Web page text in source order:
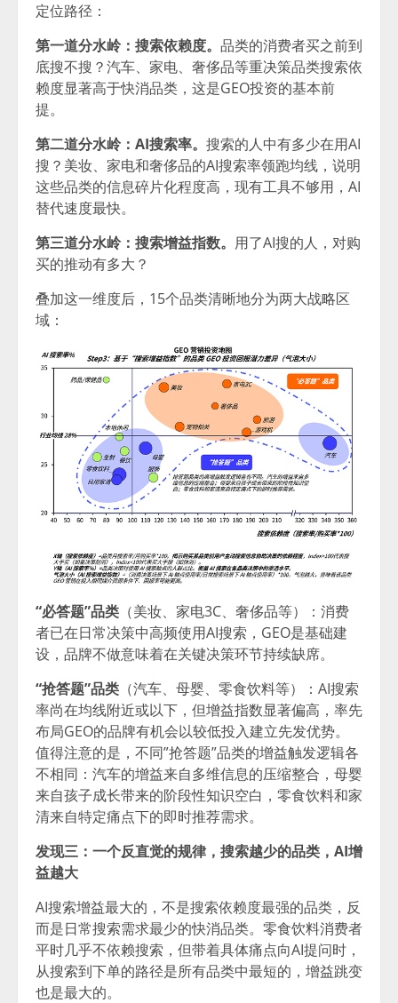
定位路径：
第一道分水岭：搜索依赖度。 品类的消费者买之前到
底搜不搜？汽车、家电、奢侈品等重决策品类搜索依
赖度显著高于快消品类，这是GEO投资的基本前
提。
第二道分水岭：AI搜索率。 搜索的人中有多少在用AI
搜？美妆、家电和奢侈品的AI搜索率领跑均线，说明
这些品类的信息碎片化程度高，现有工具不够用，AI
替代速度最快。
第三道分水岭：搜索增益指数。 用了AI搜的人，对购
买的推动有多大？
叠加这一维度后，15个品类清晰地分为两大战略区
域：
“必答题”品类 （美妆、家电3C、奢侈品等）：消费
者已在日常决策中高频使用AI搜索，GEO是基础建
设，品牌不做意味着在关键决策环节持续缺席。
“抢答题”品类 （汽车、母婴、零食饮料等）：AI搜索
率尚在均线附近或以下，但增益指数显著偏高，率先
布局GEO的品牌有机会以较低投入建立先发优势。
值得注意的是，不同”抢答题”品类的增益触发逻辑各
不相同：汽车的增益来自多维信息的压缩整合，母婴
来自孩子成长带来的阶段性知识空白，零食饮料和家
清来自特定痛点下的即时推荐需求。
发现三：一个反直觉的规律，搜索越少的品类，AI增
益越大
AI搜索增益最大的，不是搜索依赖度最强的品类，反
而是日常搜索需求最少的快消品类。零食饮料消费者
平时几乎不依赖搜索，但带着具体痛点向AI提问时，
从搜索到下单的路径是所有品类中最短的，增益跳变
也是最大的。